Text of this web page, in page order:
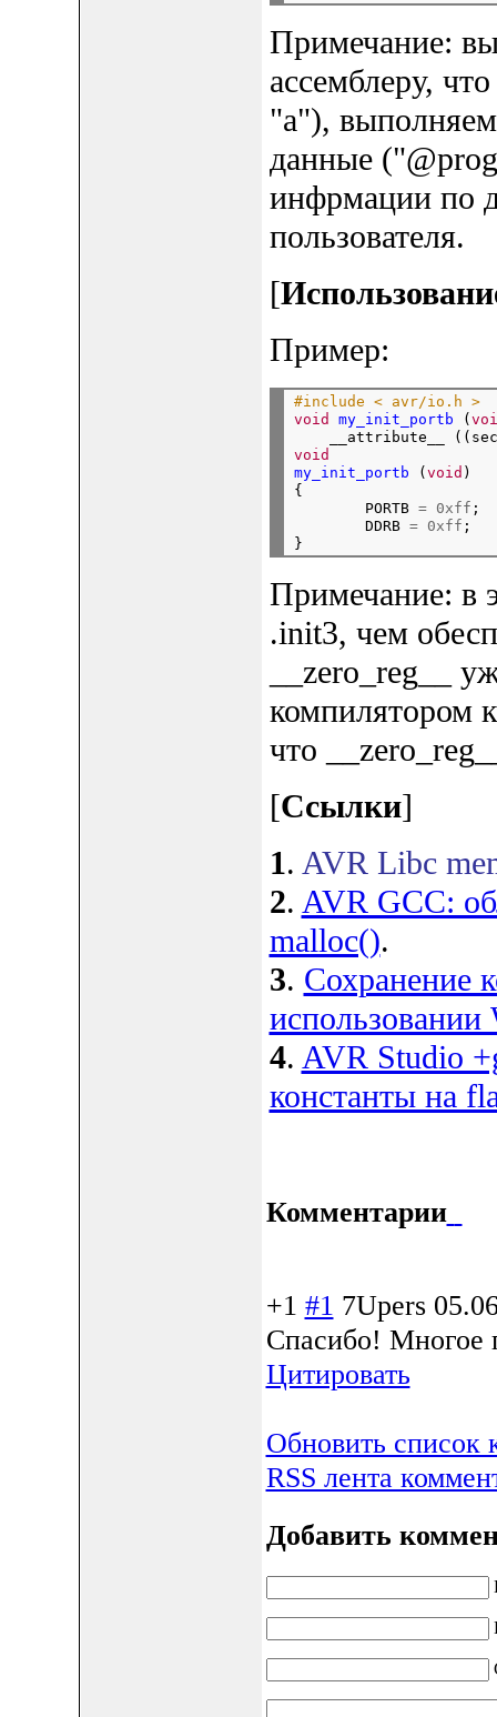
Примечание:
ассемблеру,
"a"),
данные
инфрмации по
пользователя.
[
Пример:
#include < avr/io.h >
void
my_init_portb (
__attribute__
void
my_init_portb (void )
{
        PORTB
= 0xff ;
        DDRB
= 0xff ;
Примечание: в
.init3, чем
__zero_reg__
компилятором
что
[Ссылки]
1. AVR Libc
2. AVR GCC:
malloc().
3. Сохранение
4. AVR Studio
константы на
Комментарии
+1 #1 7Upers
Спасибо! Многое
Цитировать
Обновить список
RSS лента
Добавить